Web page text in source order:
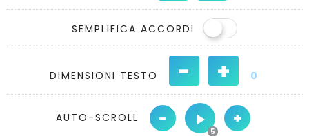
SEMPLIFICA ACCORDI
DIMENSIONI TESTO - + 0
AUTO-SCROLL - +